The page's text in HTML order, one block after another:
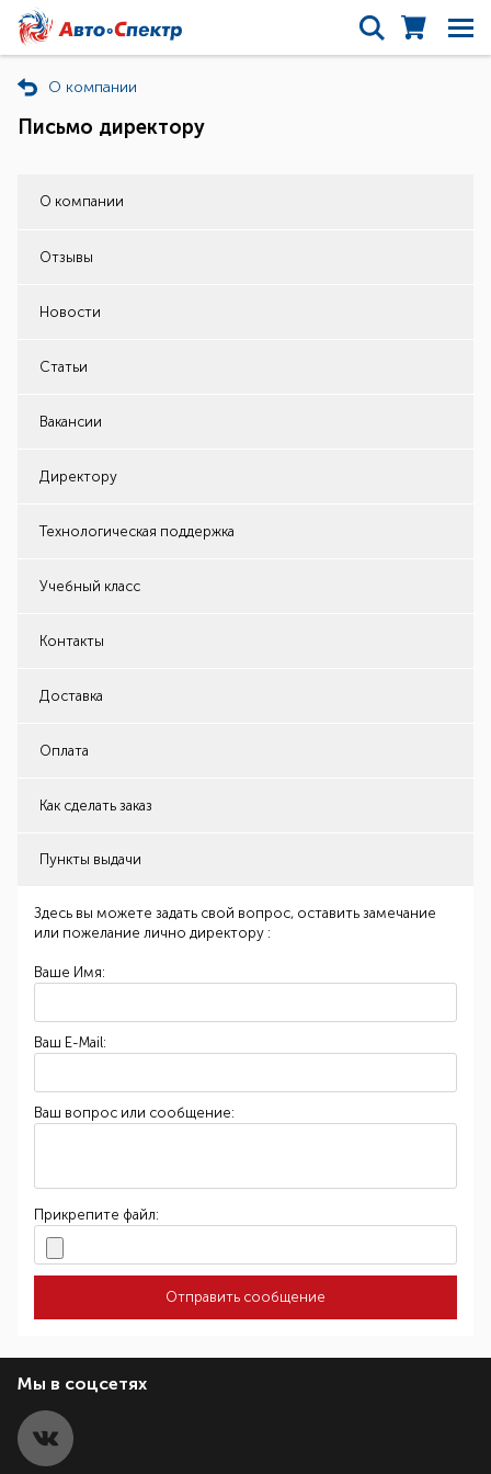
О компании
Письмо директору
О компании
Отзывы
Новости
Статьи
Вакансии
Директору
Технологическая поддержка
Учебный класс
Контакты
Доставка
Оплата
Как сделать заказ
Пункты выдачи
Здесь вы можете задать свой вопрос, оставить замечание
или пожелание лично директору :
Ваше Имя:
Ваш E-Mail:
Ваш вопрос или сообщение:
Прикрепите файл:
Отправить сообщение
Мы в соцсетях